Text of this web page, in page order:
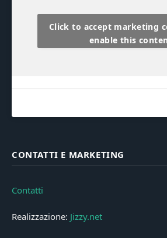
Click to accept marketing
enable this
CONTATTI E MARKETING
Contatti
Realizzazione: Jizzy.net